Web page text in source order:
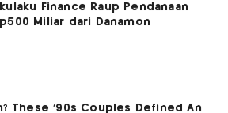
Finance Raup Pendanaan
Miliar dari Danamon